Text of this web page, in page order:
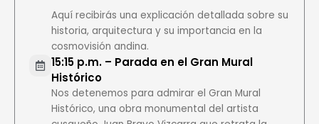
Aquí recibirás una explicación detallada sobre su
historia, arquitectura y su importancia en la
cosmovisión andina.
15:15 p.m. – Parada en el Gran Mural
Histórico
Nos detenemos para admirar el Gran Mural
Histórico, una obra monumental del artista